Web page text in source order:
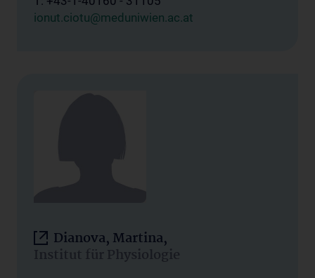
ionut.ciotu@meduniwien.ac.at
Dianova, Martina,
Institut für Physiologie